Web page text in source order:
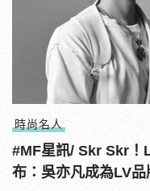
時尚名人
#MF星訊/ Skr Skr！
布：吳亦凡成為LV品